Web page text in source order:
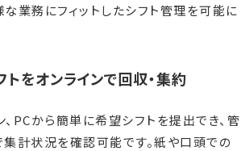
業務にフィットしたシフト管理を可能に
をオンラインで回収・集約
PCから簡単に希望シフトを提出でき、管
計状況を確認可能です。紙や口頭での